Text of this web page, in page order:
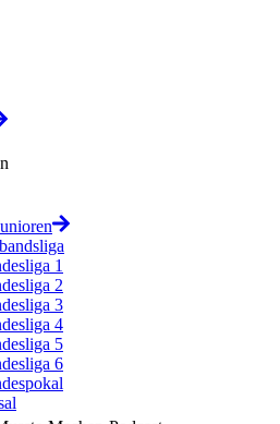
1
2
3
4
5
6